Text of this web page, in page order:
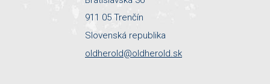
911 05 Trenčín
Slovenská republika
oldherold@oldherold.sk